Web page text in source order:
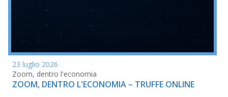
23 luglio 2026
Zoom, dentro l'economia
ZOOM, DENTRO L'ECONOMIA – TRUFFE ONLINE